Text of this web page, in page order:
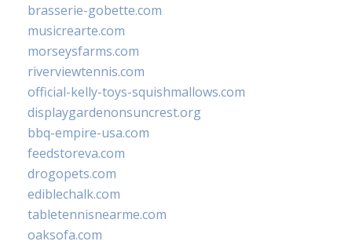
brasserie-gobette.com
musicrearte.com
morseysfarms.com
riverviewtennis.com
official-kelly-toys-squishmallows.com
displaygardenonsuncrest.org
bbq-empire-usa.com
feedstoreva.com
drogopets.com
ediblechalk.com
tabletennisnearme.com
oaksofa.com